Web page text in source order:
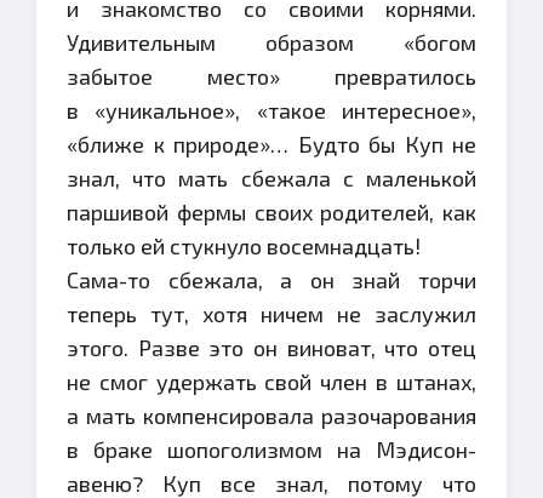
и знакомство со своими корнями.
Удивительным образом «богом
забытое место» превратилось
в «уникальное», «такое интересное»,
«ближе к природе»… Будто бы Куп не
знал, что мать сбежала с маленькой
паршивой фермы своих родителей, как
только ей стукнуло восемнадцать!
Сама-то сбежала, а он знай торчи
теперь тут, хотя ничем не заслужил
этого. Разве это он виноват, что отец
не смог удержать свой член в штанах,
а мать компенсировала разочарования
в браке шопоголизмом на Мэдисон-
авеню? Куп все знал, потому что